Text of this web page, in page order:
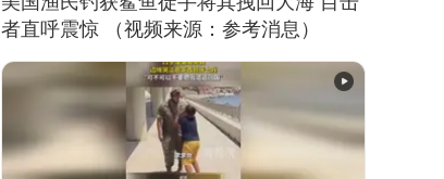
者直呼震惊 （视频来源：参考消息）